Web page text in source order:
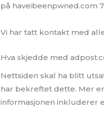
på haveibeenpwned.com
Vi har tatt kontakt med
Hva skjedde med
Nettsiden skal ha blitt
har bekreftet dette. Mer
informasjonen inkluderer